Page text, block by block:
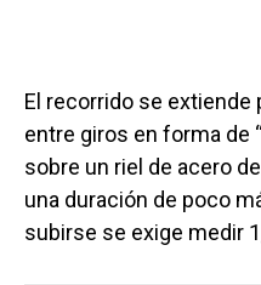
El recorrido se
entre giros en forma de
sobre un riel de acero
una duración de poco
subirse se exige medir